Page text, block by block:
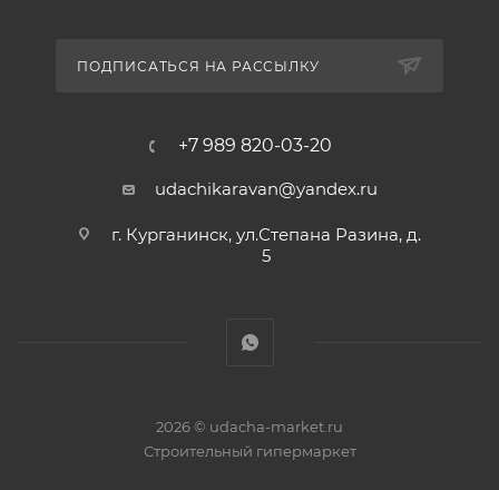
ПОДПИСАТЬСЯ НА РАССЫЛКУ
+7 989 820-03-20
udachikaravan@yandex.ru
г. Курганинск, ул.Степана Разина, д.
5
2026 © udacha-market.ru
Строительный гипермаркет